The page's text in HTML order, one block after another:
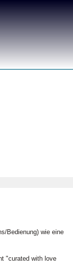
Bedienung) wie eine
"curated with love